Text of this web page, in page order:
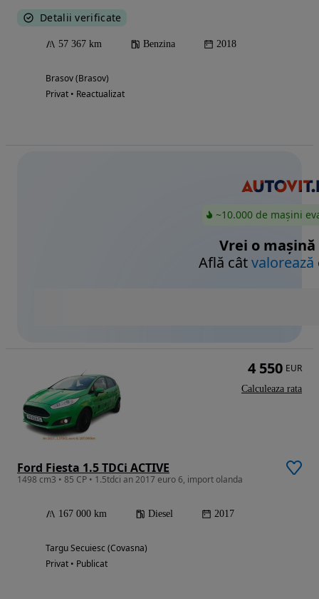
Detalii verificate
57 367 km Benzina 2018
Brasov (Brasov)
Privat • Reactualizat
~10.000 de mașini
Vrei o mașină
Află câtvalorează
Ford Fiesta 1.5 TDCi ACTIVE
1498 cm3 • 85 CP • 1.5tdci an 2017 euro 6, import olanda
167 000 km Diesel 2017
Targu Secuiesc (Covasna)
Privat • Publicat
4 550 EUR
Calculeaza rata